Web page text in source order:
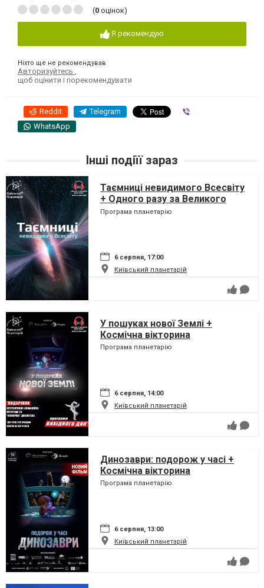
(0 оцінок)
Я рекомендую
Ніхто ще не рекомендував
Авторизуйтесь
щоб оцінити і порекомендувати
Reddit Telegram
WhatsApp
Інші подіїї зараз
Таємниці невидимого Всесвіту
+ Одного разу за Великого
Вибуху
Програма планетарію
6 серпня, 17:00
Київський планетарій
У пошуках нової Землі +
Космічна вікторина
Програма планетарію
6 серпня, 14:00
Київський планетарій
Динозаври: подорож у часі +
Космічна вікторина
Програма планетарію
6 серпня, 13:00
Київський планетарій